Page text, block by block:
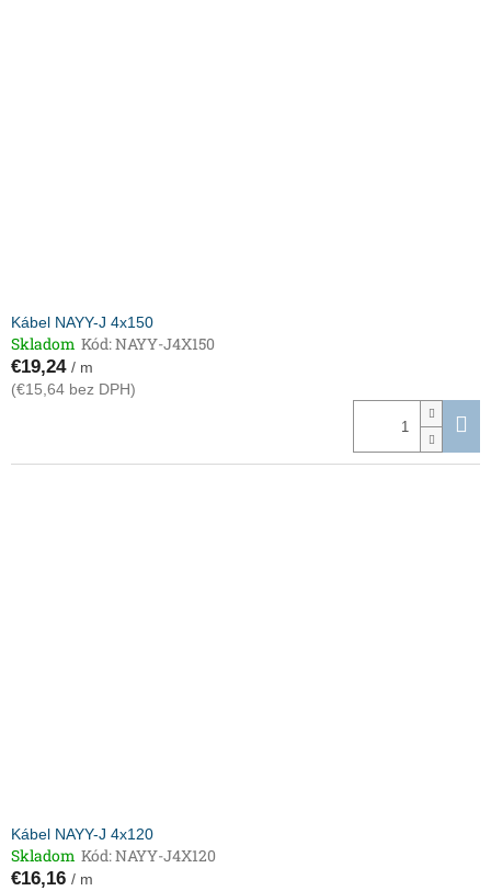
Kábel NAYY-J 4x150
Skladom Kód:NAYY-J4X150
€19,24 / m
(€15,64 bez DPH)
Kábel NAYY-J 4x120
Skladom Kód:NAYY-J4X120
€16,16 / m